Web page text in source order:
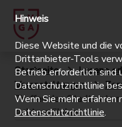
Startseite
Lugano
Veranstaltungen
Treffen des Stadtsrats
Achtzenjährigen
Hinweis
Diese Website und die
Drittanbieter-Tools
Betrieb erforderlich sind
Datenschutzrichtlinie
Wenn Sie mehr
Datenschutzrichtlinie.